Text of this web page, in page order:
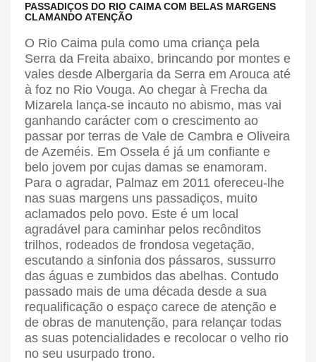
PASSADIÇOS DO RIO CAIMA COM BELAS MARGENS
CLAMANDO ATENÇÃO
O Rio Caima pula como uma criança pela
Serra da Freita abaixo, brincando por montes e
vales desde Albergaria da Serra em Arouca até
à foz no Rio Vouga. Ao chegar à Frecha da
Mizarela lança-se incauto no abismo, mas vai
ganhando carácter com o crescimento ao
passar por terras de Vale de Cambra e Oliveira
de Azeméis. Em Ossela é já um confiante e
belo jovem por cujas damas se enamoram.
Para o agradar, Palmaz em 2011 ofereceu-lhe
nas suas margens uns passadiços, muito
aclamados pelo povo. Este é um local
agradável para caminhar pelos recônditos
trilhos, rodeados de frondosa vegetação,
escutando a sinfonia dos pássaros, sussurro
das águas e zumbidos das abelhas. Contudo
passado mais de uma década desde a sua
requalificação o espaço carece de atenção e
de obras de manutenção, para relançar todas
as suas potencialidades e recolocar o velho rio
no seu usurpado trono.